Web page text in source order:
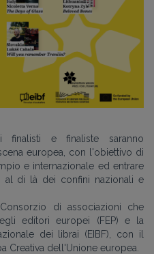
e finaliste saranno
europea, con l'obiettivo di
e internazionale ed entrare
di là dei confini nazionali e
di associazioni che
editori europei (FEP) e la
dei librai (EIBF), con il
Creativa dell'Unione europea.